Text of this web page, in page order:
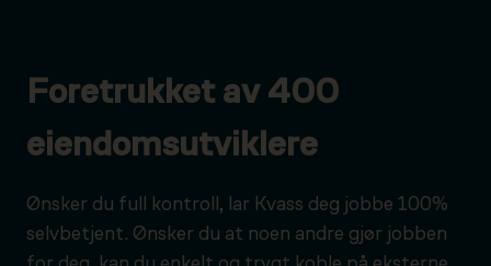
Foretrukket av 400
eiendomsutviklere
Ønsker du full kontroll, lar Kvass deg jobbe 100%
selvbetjent. Ønsker du at noen andre gjør jobben